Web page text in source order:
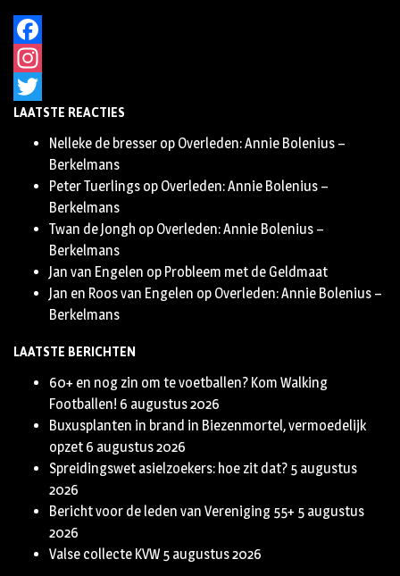
Facebook
Instagram
Twitter
LAATSTE REACTIES
Nelleke de bresser op Overleden: Annie Bolenius –
Berkelmans
Peter Tuerlings op Overleden: Annie Bolenius –
Berkelmans
Twan de Jongh op Overleden: Annie Bolenius –
Berkelmans
Jan van Engelen op Probleem met de Geldmaat
Jan en Roos van Engelen op Overleden: Annie Bolenius –
Berkelmans
LAATSTE BERICHTEN
60+ en nog zin om te voetballen? Kom Walking
Footballen! 6 augustus 2026
Buxusplanten in brand in Biezenmortel, vermoedelijk
opzet 6 augustus 2026
Spreidingswet asielzoekers: hoe zit dat? 5 augustus
2026
Bericht voor de leden van Vereniging 55+ 5 augustus
2026
Valse collecte KVW 5 augustus 2026